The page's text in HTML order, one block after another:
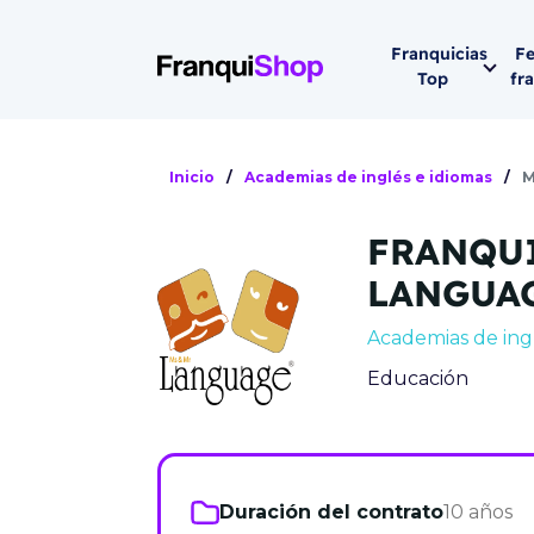
Franquicias
Top
Hostelería
Estética y
08-
Madrid
IFEMA -
España)
Lleva tu
Inicio / Academias de inglés e idiomas /
Academias de
Educación
Duración del contrato10 años